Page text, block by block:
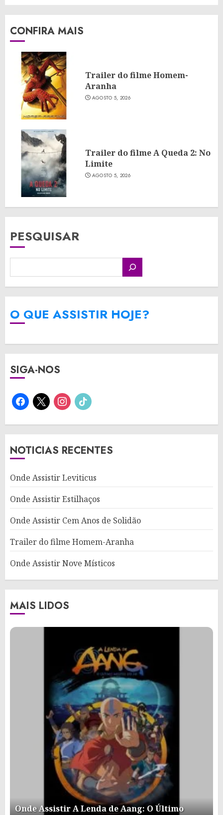
CONFIRA MAIS
Trailer do filme Homem-
Aranha
AGOSTO 5, 2026
Trailer do filme A Queda 2: No
Limite
AGOSTO 5, 2026
PESQUISAR
O QUE ASSISTIR HOJE?
SIGA-NOS
facebook
x instagram
tiktok
NOTICIAS RECENTES
Onde Assistir Leviticus
Onde Assistir Estilhaços
Onde Assistir Cem Anos de Solidão
Trailer do filme Homem-Aranha
Onde Assistir Nove Místicos
MAIS LIDOS
Onde Assistir A Lenda de Aang: O Último